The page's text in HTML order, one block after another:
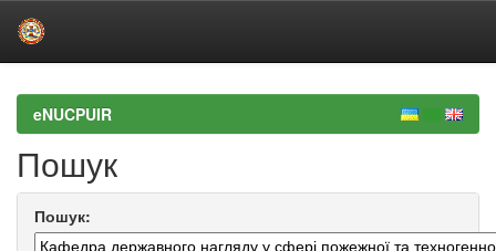
navigationeNUCPUIR
Пошук
Пошук: